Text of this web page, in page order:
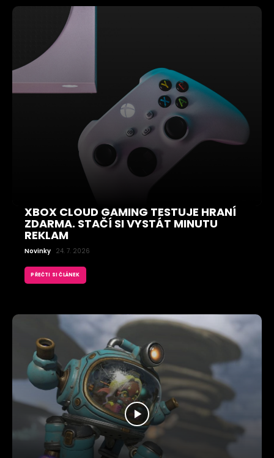
XBOX CLOUD GAMING TESTUJE HRANÍ
ZDARMA. STAČÍ SI VYSTÁT MINUTU
REKLAM
Novinky 24. 7. 2026
PŘEČTI SI ČLÁNEK